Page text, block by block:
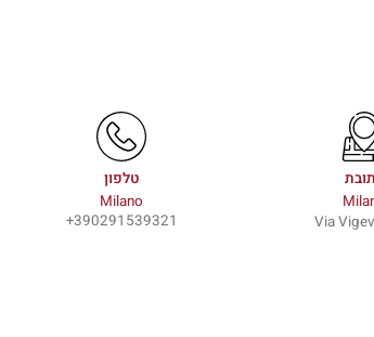
טלפון
Via
Milano
390291539321+